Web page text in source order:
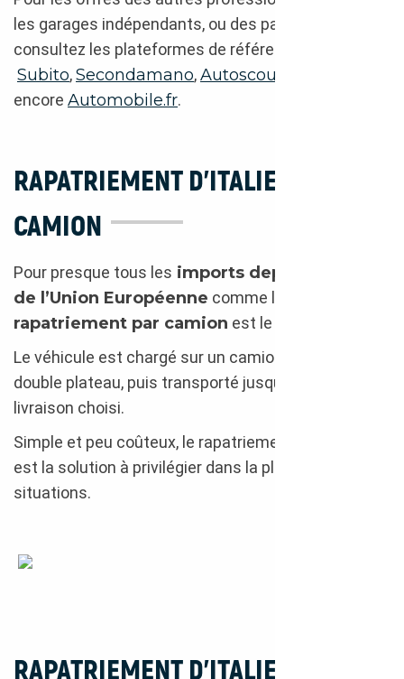
les garages indépendants, ou des particuliers,
consultez les plateformes de référence comme
Subito,Secondamano,Autoscout24
encore Automobile.fr.
RAPATRIEMENT D’ITALIE PAR
CAMION
Pour presque tous les imports depuis un pays
de l’Union Européenne comme l’Italie, le
rapatriement par camion est le plus indiqué.
Le véhicule est chargé sur un camion simple ou
double plateau, puis transporté jusqu’au point de
livraison choisi.
Simple et peu coûteux, le rapatriement par camion
est la solution à privilégier dans la plupart des
situations.
RAPATRIEMENT D’ITALIE PAR